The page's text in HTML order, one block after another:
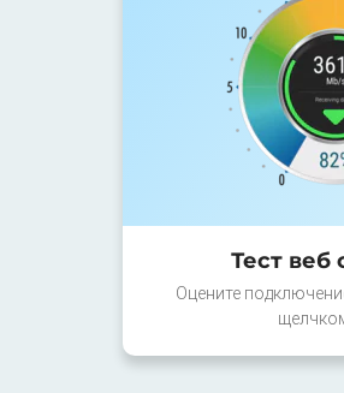
Тест веб
Оцените